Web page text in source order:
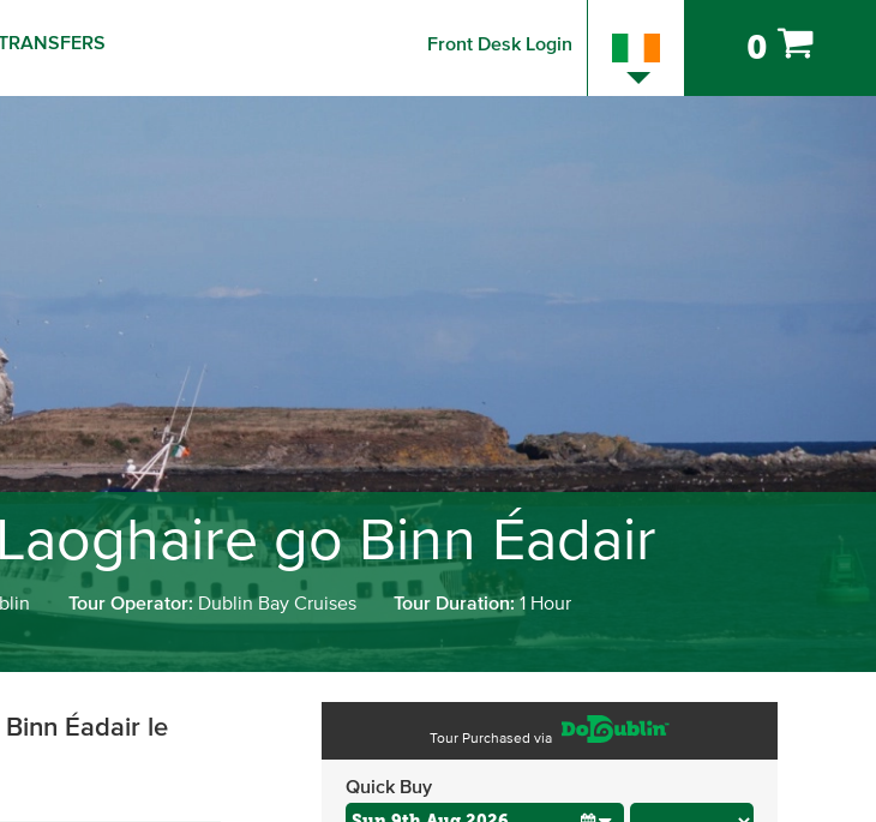
Front Desk Login 0
go Binn Éadair
Tour Operator: Dublin Bay Cruises Tour Duration:1 Hour
Éadair le
Tour Purchased via
Quick Buy